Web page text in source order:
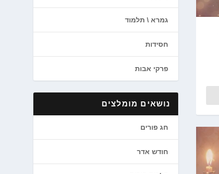
גמרא \ תלמוד
חסידות
פרקי אבות
נושאים מומלצים
חג פורים
חודש אדר